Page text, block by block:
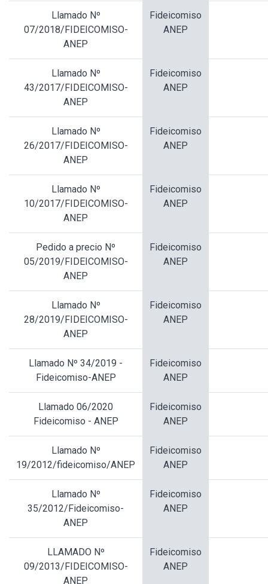
Llamado Nº
07/2018/FIDEICOMISO-
ANEP
Fideicomiso
ANEP
Llamado Nº
43/2017/FIDEICOMISO-
ANEP
Fideicomiso
ANEP
Llamado Nº
26/2017/FIDEICOMISO-
ANEP
Fideicomiso
ANEP
Llamado Nº
10/2017/FIDEICOMISO-
ANEP
Fideicomiso
ANEP
Pedido a precio Nº
05/2019/FIDEICOMISO-
ANEP
Fideicomiso
ANEP
Llamado Nº
28/2019/FIDEICOMISO-
ANEP
Fideicomiso
ANEP
Llamado Nº 34/2019 -
Fideicomiso-ANEP
Fideicomiso
ANEP
Llamado 06/2020
Fideicomiso - ANEP
Fideicomiso
ANEP
Llamado Nº
19/2012/fideicomiso/ANEP
Fideicomiso
ANEP
Llamado Nº
35/2012/Fideicomiso-
ANEP
Fideicomiso
ANEP
LLAMADO Nº
09/2013/FIDEICOMISO-
ANEP
Fideicomiso
ANEP